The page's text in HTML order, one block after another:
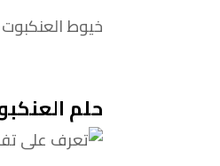
خيوط
حلم